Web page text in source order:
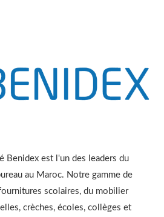
Benidex est l'un des leaders du
au Maroc. Notre gamme de
scolaires, du mobilier
crèches, écoles, collèges et